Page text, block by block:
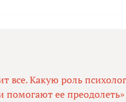
все. Какую роль
помогают ее преодолеть»